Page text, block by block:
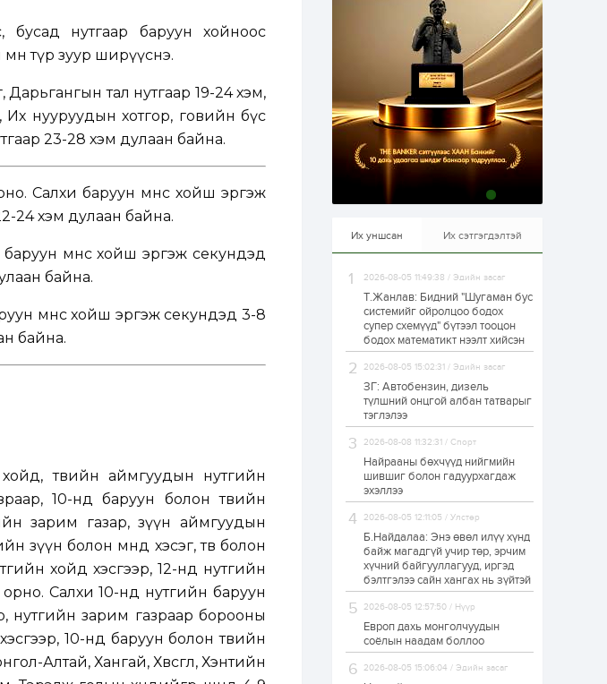
бусад нутгаар баруун хойноос
түр зуур ширүүснэ.
Дарьгангын тал нутгаар 19-24 хэм,
Их нууруудын хотгор, говийн бүс
23-28 хэм дулаан байна.
Салхи баруун өмнөөс хойш эргэж
24 хэм дулаан байна.
өмнөөс хойш эргэж секундэд
байна.
өмнөөс хойш эргэж секундэд 3-8
байна.
төвийн аймгуудын нутгийн
10-нд баруун болон төвийн
зарим газар, зүүн аймгуудын
зүүн болон өмнөд хэсэг, төв болон
хойд хэсгээр, 12-нд нутгийн
Салхи 10-нд нутгийн баруун
нутгийн зарим газраар борооны
10-нд баруун болон төвийн
Алтай, Хангай, Хөвсгөл, Хэнтийн
Цалинтай ээжийн 50
мянган төгрөгийн
тэтгэмжийг 500
мянгад хүргэх
өргөдөлд санал авч
эхэлжээ
1 өдөр 2 0
Б.Түмэн-Өлзий: Олон
улсад хуримтлуулсан
мэдлэг, туршлагаа эх
орныхоо хөгжилд
зориулна
Алтны үнэ дөрвөн
өсөж байна
1 өдөр 0
Худалдагч
Н.Амарзаяа:
Дэлгүүрийн 32
хуудастай өрийн
дэвтэр долоо хоногт
л дүүрдэг
1 өдөр 0
Б.Хулан дэлхийн
аварга боллоо
1 өдөр 0
намрын экспортын
орлого Монголд
юм
1 өдөр 0
Автомашины улсын
тоогоор төгссөн бол
өнөөдөр шатахуун
авна
Их уншсан Их сэтгэгдэлтэй
2026-08-05 11:49:38 / Эдийн засаг
Т.Жанлав: Бидний "Шугаман бус
системийг ойролцоо бодох
супер схемүүд" бүтээл тооцон
бодох математикт нээлт хийсэн
2026-08-05 15:02:31 / Эдийн засаг
ЗГ: Автобензин, дизель
түлшний онцгой албан татварыг
тэглэлээ
2026-08-08 11:32:31 / Спорт
Найрааны бөхчүүд нийгмийн
шившиг болон гадуурхагдаж
эхэллээ
2026-08-05 12:11:05 / Улстөр
Б.Найдалаа: Энэ өвөл илүү хүнд
байж магадгүй учир төр, эрчим
хүчний байгууллагууд, иргэд
бэлтгэлээ сайн хангах нь зүйтэй
2026-08-05 12:57:50 / Нүүр
Европ дахь монголчуудын
соёлын наадам боллоо
2026-08-05 15:06:04 / Эдийн засаг